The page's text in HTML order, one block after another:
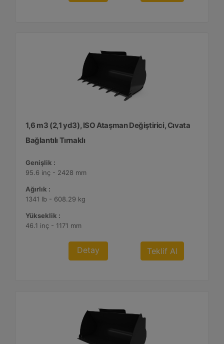
1,6 m3 (2,1 yd3), ISO Ataşman Değiştirici, Cıvata
Bağlantılı Tırnaklı
Genişlik :
95.6 inç - 2428 mm
Ağırlık :
1341 lb - 608.29 kg
Yükseklik :
46.1 inç - 1171 mm
Detay Teklif Al